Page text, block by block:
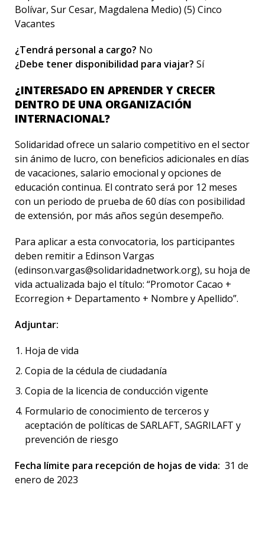
Bolívar, Sur Cesar, Magdalena Medio) (5) Cinco
Vacantes
¿Tendrá personal a cargo? No
¿Debe tener disponibilidad para viajar? Sí
¿INTERESADO EN APRENDER Y CRECER
DENTRO DE UNA ORGANIZACIÓN
INTERNACIONAL?
Solidaridad ofrece un salario competitivo en el sector
sin ánimo de lucro, con beneficios adicionales en días
de vacaciones, salario emocional y opciones de
educación continua. El contrato será por 12 meses
con un periodo de prueba de 60 días con posibilidad
de extensión, por más años según desempeño.
Para aplicar a esta convocatoria, los participantes
deben remitir a Edinson Vargas
(edinson.vargas@solidaridadnetwork.org), su hoja de
vida actualizada bajo el título: “Promotor Cacao +
Ecorregion + Departamento + Nombre y Apellido”.
Adjuntar:
Hoja de vida
Copia de la cédula de ciudadanía
Copia de la licencia de conducción vigente
Formulario de conocimiento de terceros y
aceptación de políticas de SARLAFT, SAGRILAFT y
prevención de riesgo
Fecha límite para recepción de hojas de vida: 31 de
enero de 2023